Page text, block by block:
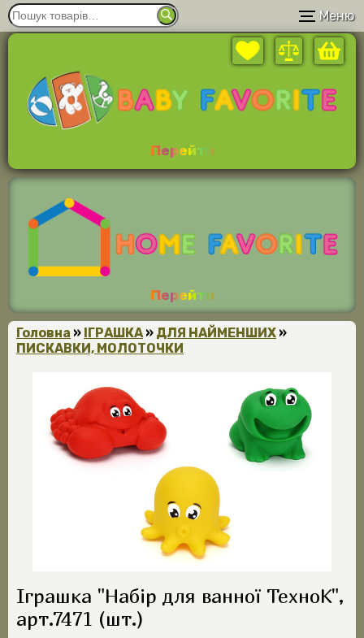
Меню
Перейти
Перейти
Головна » ІГРАШКА» ДЛЯ НАЙМЕНШИХ »
ПИСКАВКИ, МОЛОТОЧКИ
Іграшка "Набір для ванної ТехноК",
арт.7471 (шт.)